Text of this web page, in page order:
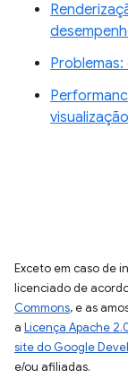
visualização
Exceto em caso de
licenciado de
Commons, e as
a Licença Apache
site do Google
e/ou afiliadas.